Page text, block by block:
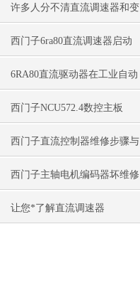
维修
许多人分不清直流调速器和变
频器的区别
西门子6ra80直流调速器启动
无励磁电压维修
6RA80直流驱动器在工业自动
化领域的应用与价值
西门子NCU572.4数控主板
6FC5357-0BB24-0AA0
西门子直流控制器维修步骤与
注意事项
西门子主轴电机编码器坏维修
（主轴电机轴承坏）
让您*了解直流调速器